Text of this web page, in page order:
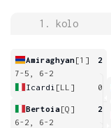
1. kolo
Amiraghyan[1]
2
7-5, 6-2
Icardi [LL] 0
Bertoia[Q]
2
6-2, 6-2